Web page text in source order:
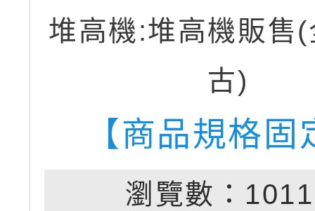
堆高機:堆高機販售
古)
【商品規格固
瀏覽數：